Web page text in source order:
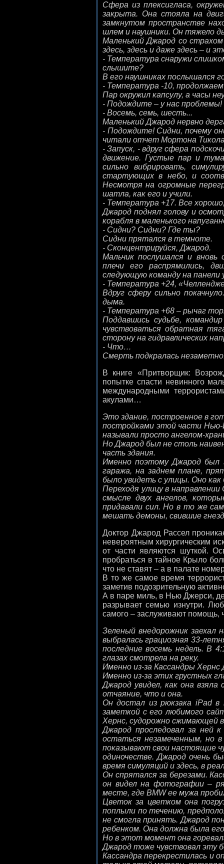
Сфера из плексигласа,
закрыта. Она стояла на
замкнутом пространстве
шлем и наушники. Он тяжело
Маленький Джарод со
здесь, здесь и даже здесь – и
- Температура снаружи
слышите?
В его наушниках послышался
- Температура -10,
Пар окружил капсулу, а часы
- Подождите – у нас проблемы!
- Восемь, семь, шесть...
Маленький Джарод нервно
- Подождите! Сидни, почему
читали отчет Мортона
- Запуск, - вдруг сфера
движение. Густые пар и
сильно вибрировать,
стартующих в небо, и
Несмотря на огромные
шатла, как его и учили.
- Температура +17. Все
Джарод поднял голову и
корабля в маленького
- Сидни? Сидни? Где ты?
Сидни прятался в темноте.
- Сконцентрируйся, Джарод.
Мальчик послушался и вновь
плечи его распрямились,
следующую команду на панели
- Температура +24,
Вдруг сферу сильно
дыма.
- Температура +68 – рычаг
Поддавшись судьбе,
чувствоваться обратная
сторону на гидравлических
- Что…
Смерть подкралась
В книге «Притворщик:
попытке спасти невинного
международными
акулами…
Это здание, построенное в
постройками этой части Нью-
называли просто ангелом-
Но Джарод был не столь
часть здания.
Именно поэтому Джарод был
гаража, на заднем плане,
было увидеть с улицы. Оно как
Переходя улицу в
смысле двух ангелов,
придавали сил. Но в то же
мешать демоны, свившие
Доктор Джарод Рассел
невероятным хирургическим
от части являются шуткой.
пробраться в тайное Крыло
что не ставят – а в палате
В то же самое время
заметив подозрительную
А в паре миль, в Нью Джерси,
разрывает семью изнутри.
самого – заслуживают помощь,
Зеленый внедорожник заехал
выбралась грациозная 33-
последние восемь недель. В
глазах смотрела на реку.
Именно из-за Кассандры
Именно из-за этих грустных
Джарод увидел, как она
отчаяние, что и она.
Он достал из рюкзака iPad в
заметкой с его любимого
Хернс, судорожно сжимающей
Джарод проследовал за ней
остаться незамеченным, но
показывают свои настоящие
одиночестве. Джарод очень
время симуляций и здесь, в
Он спрятался за березами.
он видел на фотографии –
месте, где BMW ее мужа
Цветок за цветком она
поплыли по течению,
не смогла принять. Джарод
ребенком. Она должна была
Но в этот момент она
Джарод тоже чувствовал эту
Кассандра перекрестилась и